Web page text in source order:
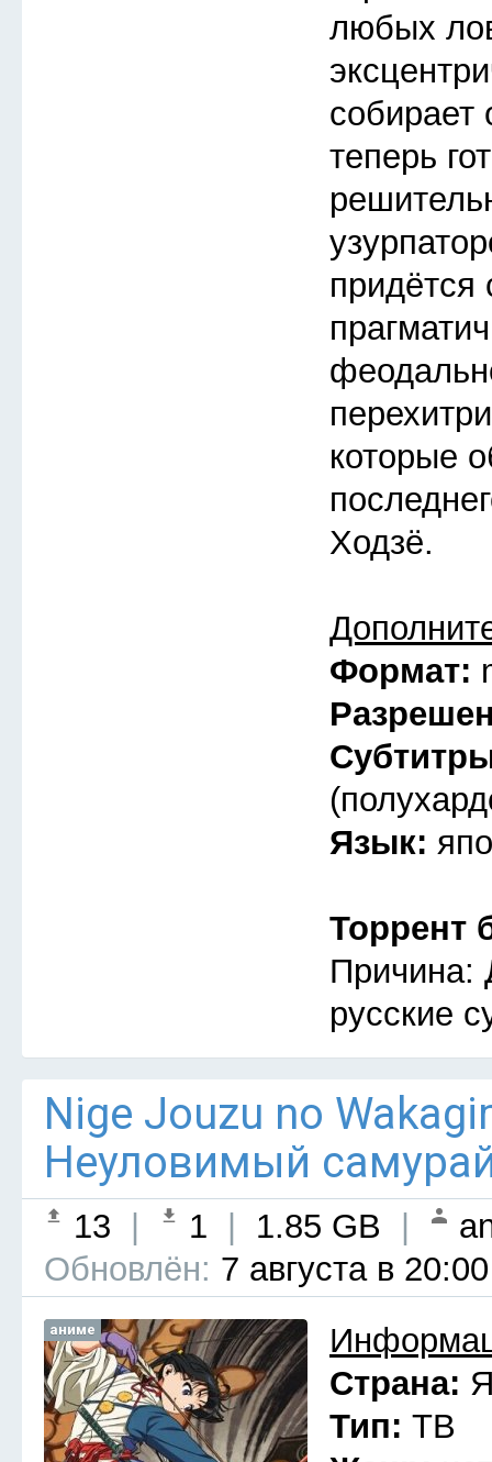
любых
собирает
теперь
придётся
которые
Ходзё.
Формат:
Язык:
Торрент
Причина:
русские
Nige Jouzu no
Неуловимый
13 1 1.85 GB
Обновлён: 7 августа в 20:00
аниме
Страна:
Тип: ТВ